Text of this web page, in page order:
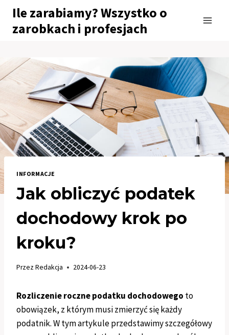
Przejdź
treści
Ile zarabiamy? Wszystko o
zarobkach i profesjach
INFORMACJE
Jak obliczyć podatek
dochodowy krok po
kroku?
PrzezRedakcja 2024-06-23
Rozliczenie roczne podatku dochodowego to
obowiązek, z którym musi zmierzyć się każdy
podatnik. W tym artykule przedstawimy szczegółowy